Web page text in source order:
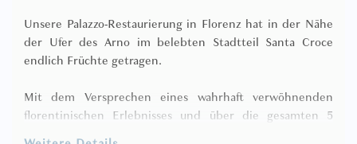
Unsere Palazzo-Restaurierung in Florenz hat in der Nähe
der Ufer des Arno im belebten Stadtteil Santa Croce
endlich Früchte getragen.
Mit dem Versprechen eines wahrhaft verwöhnenden
florentinischen Erlebnisses und über die gesamten 5
Stockwerke des stattlichen Palazzo Fossi aus dem 19.